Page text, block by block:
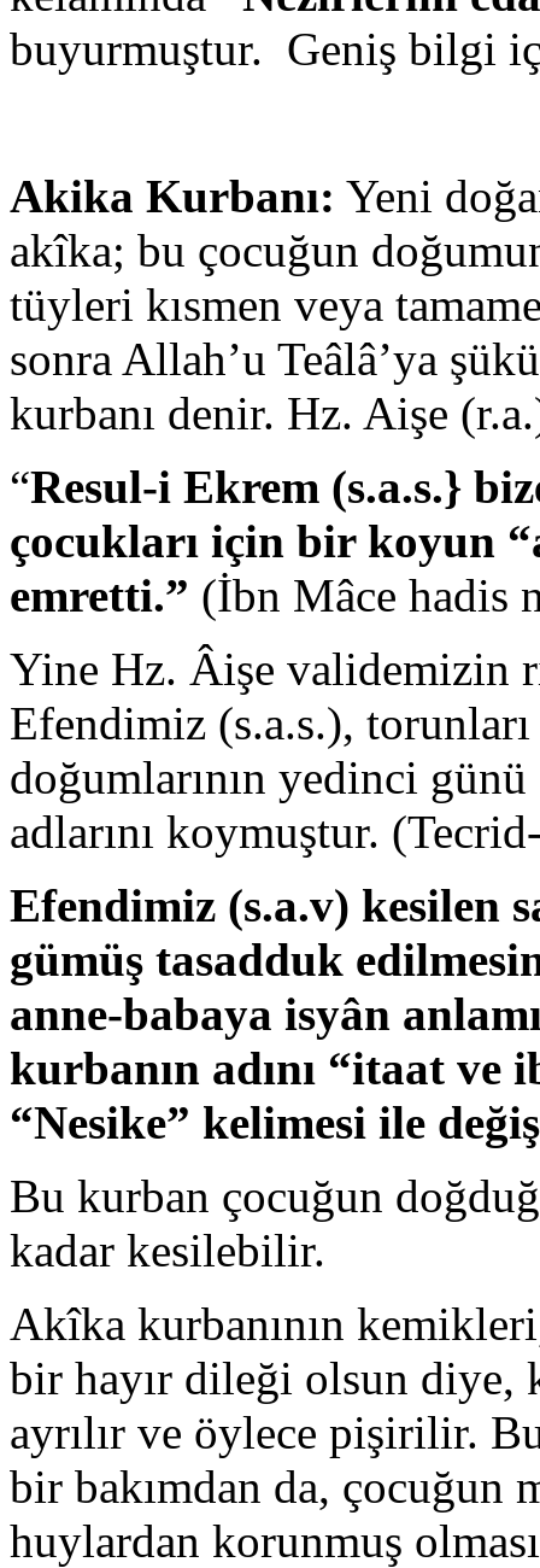
buyurmuştur. Geniş bilgi
Akika Kurbanı: Yeni
akîka; bu çocuğun
tüyleri kısmen veya
sonra Allah’u Teâlâ’ya
kurbanı denir. Hz. Aişe
“Resul-i Ekrem (s.a.s.}
çocukları için bir koyun
emretti.” (İbn Mâce hadis
Yine Hz. Âişe validemizin
Efendimiz (s.a.s.),
doğumlarının yedinci
adlarını koymuştur.
Efendimiz (s.a.v) kesilen
gümüş tasadduk
anne-babaya isyân
kurbanın adını “itaat ve
“Nesike” kelimesi ile
Bu kurban çocuğun
kadar kesilebilir.
Akîka kurbanının
bir hayır dileği olsun diye,
ayrılır ve öylece pişirilir.
bir bakımdan da, çocuğun
huylardan korunmuş